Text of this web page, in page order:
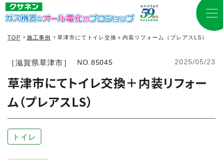
TOP 施工事例 草津市にてトイレ交換＋内装リフォーム（プレアスLS）
［滋賀県草津市］ NO.85045 2025/05/23
草津市にてトイレ交換＋内装リフォー
ム（プレアスLS）
トイレ